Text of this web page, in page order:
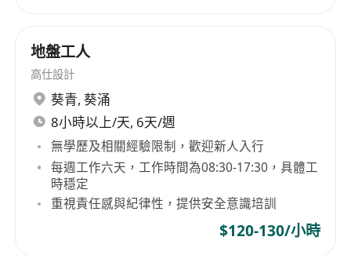
•最少3年商業或工業電工工作經驗​
•熟悉香港電力條例及相關安全規範​
•連鎖門店或類似多點位電工經驗（優先考慮）​
3.技術能力要求​
•熟練掌握低壓電力系統設計與安裝​
•照明系統規劃、安裝與調試能力​
•配電箱安裝與線路保護裝置設置​
•電氣圖紙閱讀與理解能力​
4.特殊技能​
•無人店或智能設備電力接口安裝經驗（優先）​
地盤工人
高仕設計
葵青, 葵涌
8小時以上/天, 6天/週
無學歷及相關經驗限制，歡迎新人入行
每週工作六天，工作時間為08:30-17:30，具體工
時穩定
重視責任感與紀律性，提供安全意識培訓
$120-130/小時